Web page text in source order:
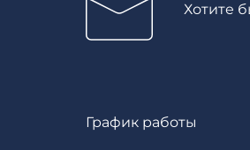
Хотите
График работы